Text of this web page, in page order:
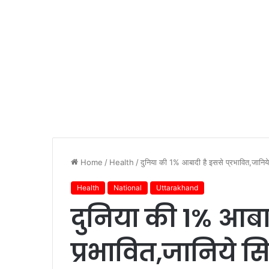
Home / Health /दुनिया की 1% आबादी है इससे
Health National Uttarakhand
दुनिया की 1%
प्रभावित,जानिये